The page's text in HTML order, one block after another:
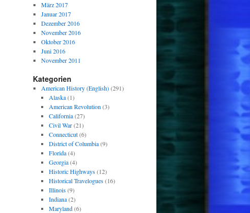
März 2017
Januar 2017
Dezember 2016
November 2016
Oktober 2016
Juni 2016
November 2011
Kategorien
American History (English)(291)
Alaska(1)
American Revolution (3)
California(27)
Civil War(21)
Connecticut(6)
District of Columbia(9)
Florida(4)
Georgia(4)
Historic Highways(12)
Historical Travelogues(16)
Illinois(9)
Indiana(2)
Maryland(6)